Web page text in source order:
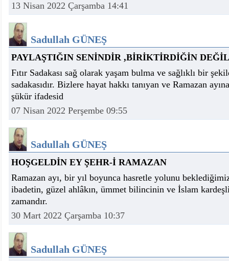
13 Nisan 2022 Çarşamba 14:41
Sadullah GÜNEŞ
PAYLAŞTIĞIN SENİNDİR ,BİRİKTİRDİĞİN
Fıtır Sadakası sağ olarak yaşam bulma ve sağlıklı bir
sadakasıdır. Bizlere hayat hakkı tanıyan ve Ramazan
şükür ifadesid
07 Nisan 2022 Perşembe 09:55
Sadullah GÜNEŞ
HOŞGELDİN EY ŞEHR-İ RAMAZAN
Ramazan ayı, bir yıl boyunca hasretle yolunu
ibadetin, güzel ahlâkın, ümmet bilincinin ve İslam
zamandır.
30 Mart 2022 Çarşamba 10:37
Sadullah GÜNEŞ